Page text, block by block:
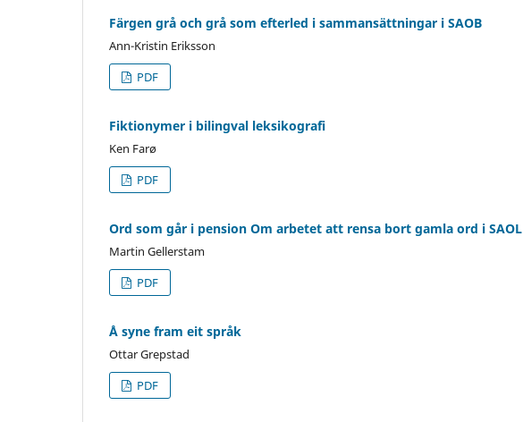
Färgen grå och grå som efterled i sammansättningar i SAOB
Ann-Kristin Eriksson
PDF
Fiktionymer i bilingval leksikografi
Ken Farø
PDF
Ord som går i pension Om arbetet att rensa bort gamla ord i SAOL
Martin Gellerstam
PDF
Å syne fram eit språk
Ottar Grepstad
PDF